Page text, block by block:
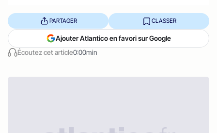
Écoutez cet article0:00min
PARTAGER CLASSER
Ajouter Atlantico en favori sur Google